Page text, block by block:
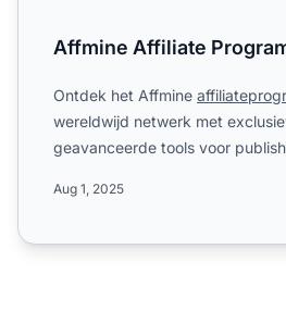
Affmine Affiliate
Ontdek het Affmine
wereldwijd netwerk met
geavanceerde tools voor
Aug 1, 2025